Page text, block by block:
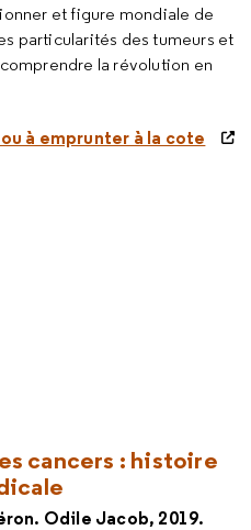
et figure mondiale de
particularités des tumeurs et
la révolution en
à emprunter à la cote
cancers : histoire
Odile Jacob, 2019.